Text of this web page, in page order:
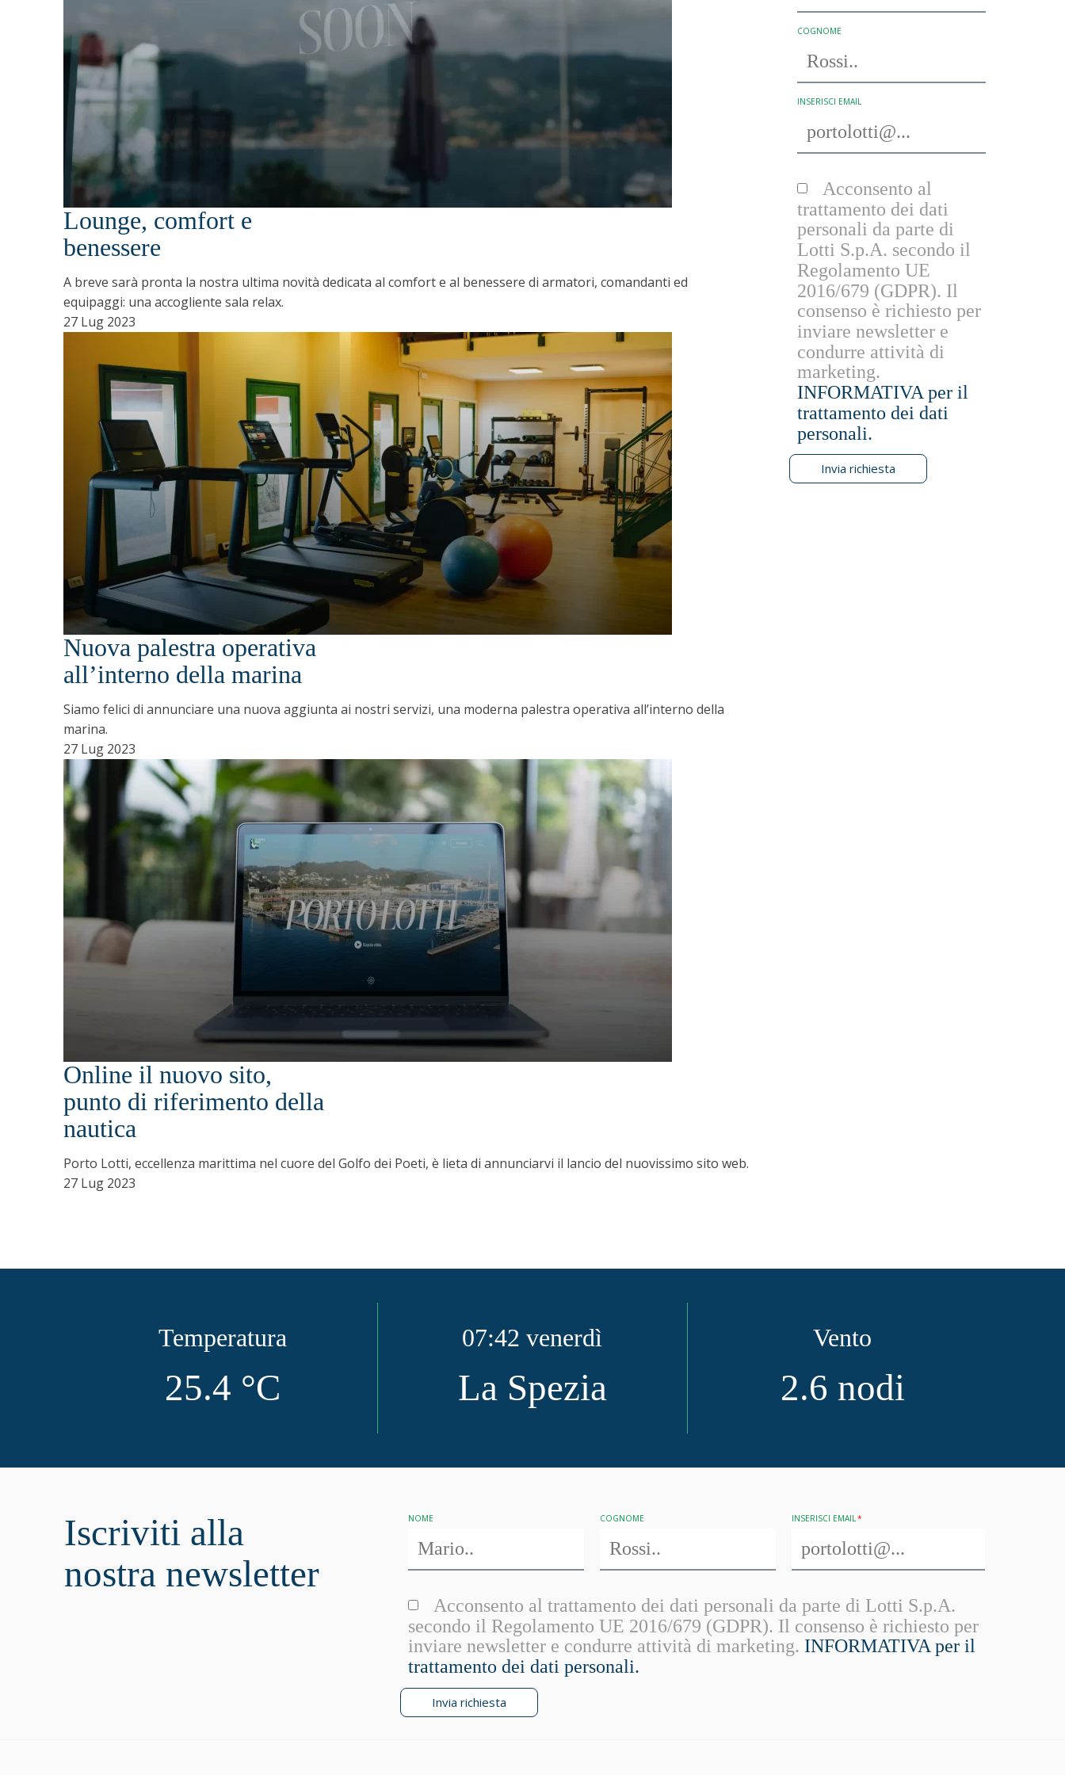
Lounge, comfort e
benessere
A breve sarà pronta la nostra ultima novità dedicata al comfort e al benessere di armatori, comandanti ed
equipaggi: una accogliente sala relax.
27 Lug 2023
Nuova palestra operativa
all’interno della marina
Siamo felici di annunciare una nuova aggiunta ai nostri servizi, una moderna palestra operativa all’interno della
marina.
27 Lug 2023
Online il nuovo sito,
punto di riferimento della
nautica
Porto Lotti, eccellenza marittima nel cuore del Golfo dei Poeti, è lieta di annunciarvi il lancio del nuovissimo sito web.
27 Lug 2023
COGNOME
INSERISCI EMAIL
Acconsento al
trattamento dei dati
personali da parte di
Lotti S.p.A. secondo il
Regolamento UE
2016/679 (GDPR). Il
consenso è richiesto per
inviare newsletter e
condurre attività di
marketing.
INFORMATIVA per il
trattamento dei dati
personali.
Invia richiesta
Temperatura
25.4 °C
07:42 venerdì
La Spezia
Vento
2.6 nodi
Iscriviti alla
nostra newsletter
NOME COGNOME INSERISCI EMAIL
Acconsento al trattamento dei dati personali da parte di Lotti S.p.A.
secondo il Regolamento UE 2016/679 (GDPR). Il consenso è richiesto per
inviare newsletter e condurre attività di marketing. INFORMATIVA per il
trattamento dei dati personali.
Invia richiesta